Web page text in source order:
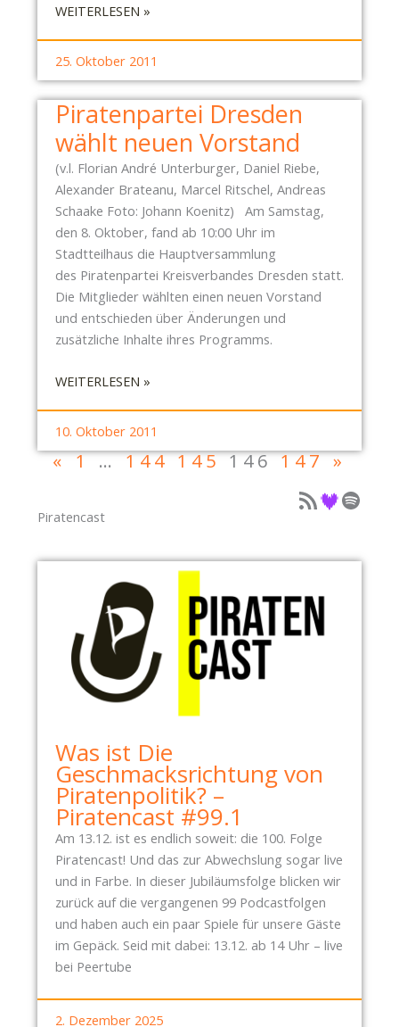
E
M
7
.
1
1
0
(
P
)
S
S
L
E
E
N
I
I
–
F
A
H
R
R
D
D
E
M
4
1
1
2
0
WEITERLESEN »:
K
Ö
N
I
S
B
Ü
C
E
S
S
L
!
25. Oktober 2011
Piratenpartei Dresden
wählt neuen Vorstand
(v.l. Florian André Unterburger, Daniel Riebe,
Alexander Brateanu, Marcel Ritschel, Andreas
Schaake Foto: Johann Koenitz) Am Samstag,
den 8. Oktober, fand ab 10:00 Uhr im
Stadtteilhaus die Hauptversammlung
des Piratenpartei Kreisverbandes Dresden statt.
Die Mitglieder wählten einen neuen Vorstand
und entschieden über Änderungen und
zusätzliche Inhalte ihres Programms.
WEITERLESEN »:
A
R
T
I
D
S
D
E
N
W
Ä
H
E
N
10. Oktober 2011
« 1 … 144 145 146 147 »
Piratencast
Podcast als Feed Podcast auf Deezer Podcast auf Spotify
Was ist Die
Geschmacksrichtung von
Piratenpolitik? –
Piratencast #99.1
Am 13.12. ist es endlich soweit: die 100. Folge
Piratencast! Und das zur Abwechslung sogar live
und in Farbe. In dieser Jubiläumsfolge blicken wir
zurück auf die vergangenen 99 Podcastfolgen
und haben auch ein paar Spiele für unsere Gäste
im Gepäck. Seid mit dabei: 13.12. ab 14 Uhr – live
bei Peertube
2. Dezember 2025